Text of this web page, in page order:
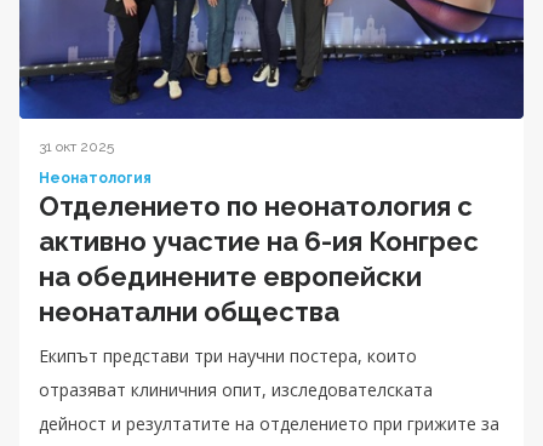
31 окт 2025
Неонатология
Отделението по неонатология с
активно участие на 6-ия Конгрес
на обединените европейски
неонатални общества
Екипът представи три научни постера, които
отразяват клиничния опит, изследователската
дейност и резултатите на отделението при грижите за